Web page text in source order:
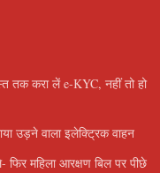
तक करा लें e-KYC, नहीं तो हो
उड़ने वाला इलेक्ट्रिक वाहन
महिला आरक्षण बिल पर पीछे